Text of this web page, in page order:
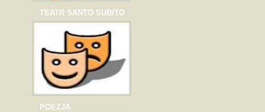
TEATR SANTO SUBITO
POEZJA